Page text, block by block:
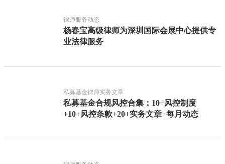
律师服务动态
杨春宝高级律师为深圳国际会展中心提供专
业法律服务
私募基金律师实务文章
私募基金合规风控合集：10+风控制度
+10+风控条款+20+实务文章+每月动态